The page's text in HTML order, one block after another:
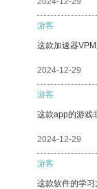
游客
这款加速器
2024-12-29
游客
这款app的游戏
2024-12-29
游客
这款软件的学习